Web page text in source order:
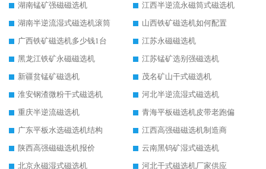
湖南锰矿强磁磁选机
江西半逆流永磁筒式磁选机
湖南半逆流湿式磁选机滚筒
山西铁矿磁选机如何配置
广西铁矿磁选机多少钱1台
江苏永磁磁选机
黑龙江铁矿永磁磁选机
江苏锰矿选别强磁选机
新疆贫锰矿磁选机
茂名矿山干式磁选机
淮安钢渣微粉干式磁选机
河北半逆流湿式磁选机
重庆半逆流磁选机
青海平板磁选机皮带老跑偏
广东平板水选磁选机结构
江西高强磁磁选机制造商
陕西高强磁磁选机报价
云南黑钨矿湿式磁选机
北京永磁湿式磁选机
河北干式磁选机厂家供应